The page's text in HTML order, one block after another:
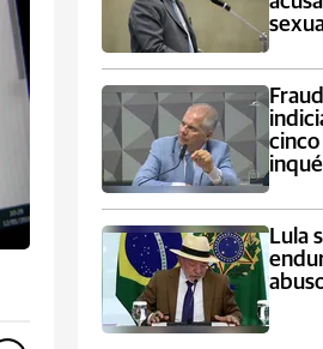
Lula